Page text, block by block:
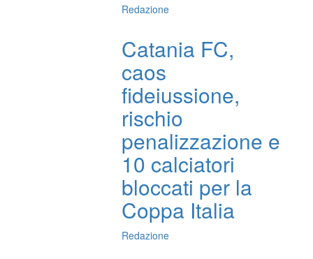
Redazione
Catania FC,
caos
fideiussione,
rischio
penalizzazione e
10 calciatori
bloccati per la
Coppa Italia
Redazione